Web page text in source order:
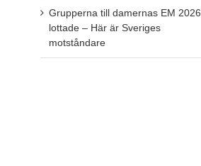
Grupperna till damernas EM 2026
lottade – Här är Sveriges
motståndare